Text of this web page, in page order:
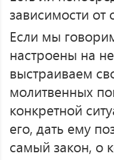
зависимости от
Если мы
настроены на
выстраиваем
молитвенных
конкретной
его, дать ему
самый закон, о